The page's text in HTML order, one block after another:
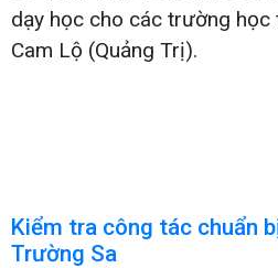
dạy học cho các trường học
Cam Lộ (Quảng Trị).
Kiểm tra công tác chuẩn
Trường Sa